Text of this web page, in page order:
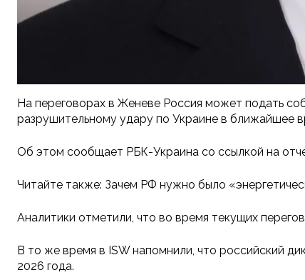
На переговорах в Женеве Россия может подать
разрушительному удару по Украине в ближайшее
Об этом сообщает РБК-Украина со ссылкой на
Читайте также: Зачем РФ нужно было
Аналитики отметили, что во время текущих
В то же время в ISW напомнили, что российский
2026 года.